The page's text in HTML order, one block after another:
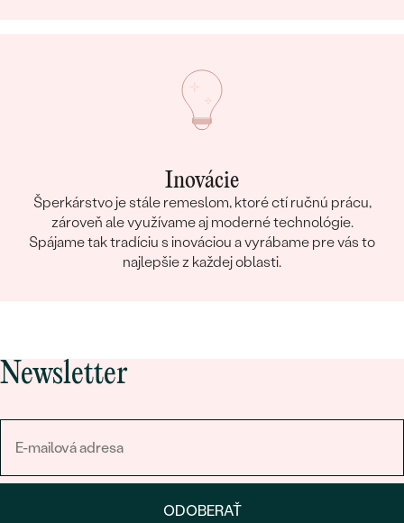
Inovácie
Šperkárstvo je stále remeslom, ktoré ctí ručnú prácu,
zároveň ale využívame aj moderné technológie.
Spájame tak tradíciu s inováciou a vyrábame pre vás to
najlepšie z každej oblasti.
Newsletter
ODOBERAŤ